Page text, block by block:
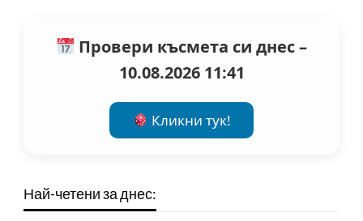
Провери късмета си днес –
10.08.2026 11:41
Кликни тук!
Най-четени за днес: